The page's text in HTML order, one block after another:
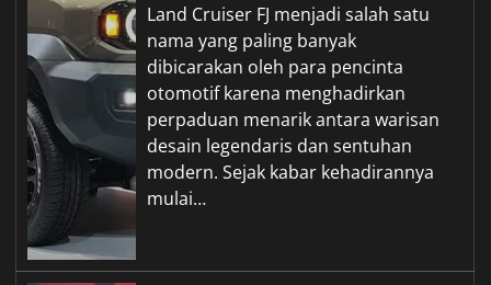
Land Cruiser FJ menjadi salah satu
nama yang paling banyak
dibicarakan oleh para pencinta
otomotif karena menghadirkan
perpaduan menarik antara warisan
desain legendaris dan sentuhan
modern. Sejak kabar kehadirannya
mulai…